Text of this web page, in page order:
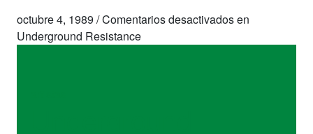
octubre 4, 1989 /Comentarios desactivadosen
Underground Resistance